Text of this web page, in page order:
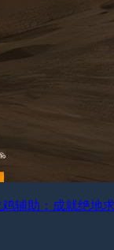
辅助：成就绝地